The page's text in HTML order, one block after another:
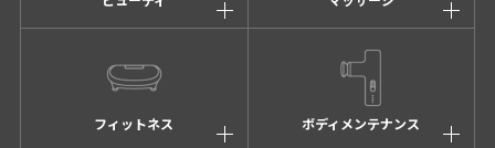
フィットネス ボディメンテナンス